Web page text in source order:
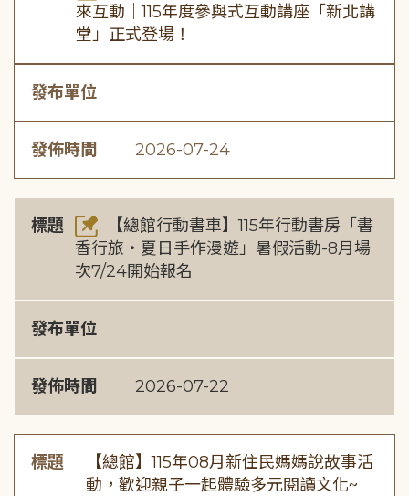
來互動｜115年度參與式互動講座「新北講
堂」正式登場！
發布單位
發佈時間 2026-07-24
標題
【總館行動書車】115年行動書房「書
香行旅・夏日手作漫遊」暑假活動-8月場
次7/24開始報名
發布單位
發佈時間 2026-07-22
標題
【總館】115年08月新住民媽媽說故事活
動，歡迎親子一起體驗多元閱讀文化~